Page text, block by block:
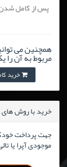
پس از کامل شدن
همچنین می
مربوط به آن را
خرید
خرید با روش
جهت پرداخت
موجودی آپرا یا